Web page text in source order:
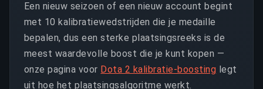
Een nieuw seizoen of een nieuw account begint
met 10 kalibratiewedstrijden die je medaille
bepalen, dus een sterke plaatsingsreeks is de
meest waardevolle boost die je kunt kopen —
onze pagina voor Dota 2 kalibratie-boosting legt
uit hoe het plaatsingsalgoritme werkt.